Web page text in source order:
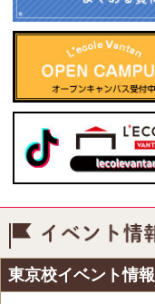
東京校イベント情報